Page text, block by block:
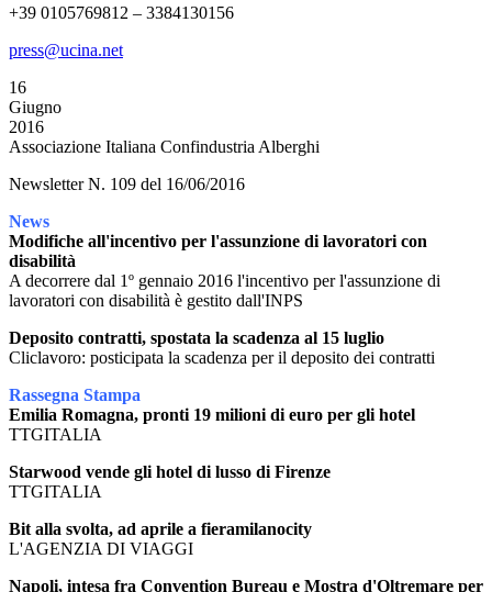
+39 0105769812 – 3384130156
press@ucina.net
16
Giugno
2016
Associazione Italiana Confindustria Alberghi
Newsletter N. 109 del 16/06/2016
News
Modifiche all'incentivo per l'assunzione di lavoratori con
disabilità
A decorrere dal 1º gennaio 2016 l'incentivo per l'assunzione di
lavoratori con disabilità è gestito dall'INPS
Deposito contratti, spostata la scadenza al 15 luglio
Cliclavoro: posticipata la scadenza per il deposito dei contratti
Rassegna Stampa
Emilia Romagna, pronti 19 milioni di euro per gli hotel
TTGITALIA
Starwood vende gli hotel di lusso di Firenze
TTGITALIA
Bit alla svolta, ad aprile a fieramilanocity
L'AGENZIA DI VIAGGI
Napoli, intesa fra Convention Bureau e Mostra d'Oltremare per